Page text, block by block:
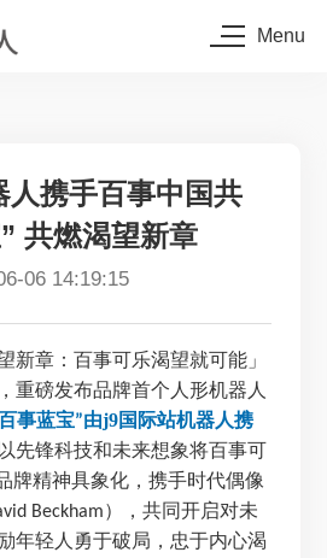
Menu
人携手百事中国共
共燃渴望新章
06 14:19:15
新章：百事可乐渴望就可能」
重磅发布品牌首个人形机器人
事蓝宝”由j9国际站机器人携
以先锋科技和未来想象将百事可
牌精神具象化，携手时代偶像
Beckham），共同开启对未
年轻人勇于破局，忠于内心渴